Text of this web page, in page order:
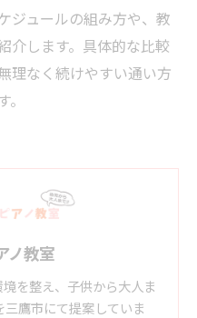
ジュールの組み方や、教
介します。具体的な比較
理なく続けやすい通い方
ノ教室
を整え、子供から大人ま
鷹市にて提案していま